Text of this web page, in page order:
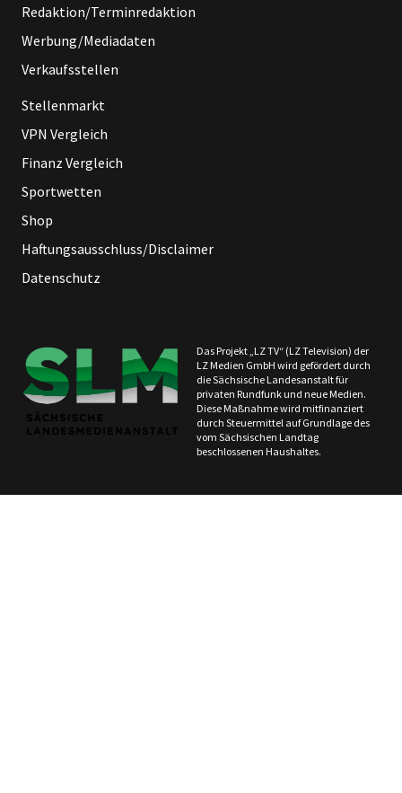
Redaktion/Terminredaktion
Werbung/Mediadaten
Verkaufsstellen
Stellenmarkt
VPN Vergleich
Finanz Vergleich
Sportwetten
Shop
Haftungsausschluss/Disclaimer
Datenschutz
Das Projekt „LZ TV“ (LZ Television) der
LZ Medien GmbH wird gefördert durch
die Sächsische Landesanstalt für
privaten Rundfunk und neue Medien.
Diese Maßnahme wird mitfinanziert
durch Steuermittel auf Grundlage des
vom Sächsischen Landtag
beschlossenen Haushaltes.